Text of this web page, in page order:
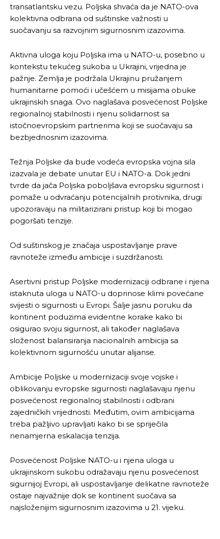
transatlantsku vezu. Poljska shvaća da je NATO-ova
kolektivna odbrana od suštinske važnosti u
suočavanju sa razvojnim sigurnosnim izazovima.
Aktivna uloga koju Poljska ima u NATO-u, posebno u
kontekstu tekućeg sukoba u Ukrajini, vrijedna je
pažnje. Zemlja je podržala Ukrajinu pružanjem
humanitarne pomoći i učešćem u misijama obuke
ukrajinskih snaga. Ovo naglašava posvećenost Poljske
regionalnoj stabilnosti i njenu solidarnost sa
istočnoevropskim partnerima koji se suočavaju sa
bezbjednosnim izazovima.
Težnja Poljske da bude vodeća evropska vojna sila
izazvala je debate unutar EU i NATO-a. Dok jedni
tvrde da jača Poljska poboljšava evropsku sigurnost i
pomaže u odvraćanju potencijalnih protivnika, drugi
upozoravaju na militarizirani pristup koji bi mogao
pogoršati tenzije.
Od suštinskog je značaja uspostavljanje prave
ravnoteže između ambicije i suzdržanosti.
Asertivni pristup Poljske modernizaciji odbrane i njena
istaknuta uloga u NATO-u doprinose klimi povećane
svijesti o sigurnosti u Evropi. Šalje jasnu poruku da
kontinent poduzima evidentne korake kako bi
osigurao svoju sigurnost, ali također naglašava
složenost balansiranja nacionalnih ambicija sa
kolektivnom sigurnošću unutar alijanse.
Ambicije Poljske u modernizaciji svoje vojske i
oblikovanju evropske sigurnosti naglašavaju njenu
posvećenost regionalnoj stabilnosti i odbrani
zajedničkih vrijednosti. Međutim, ovim ambicijama
treba pažljivo upravljati kako bi se spriječila
nenamjerna eskalacija tenzija.
Posvećenost Poljske NATO-u i njena uloga u
ukrajinskom sukobu odražavaju njenu posvećenost
sigurnijoj Evropi, ali uspostavljanje delikatne ravnoteže
ostaje najvažnije dok se kontinent suočava sa
najsloženijim sigurnosnim izazovima u 21. vijeku.